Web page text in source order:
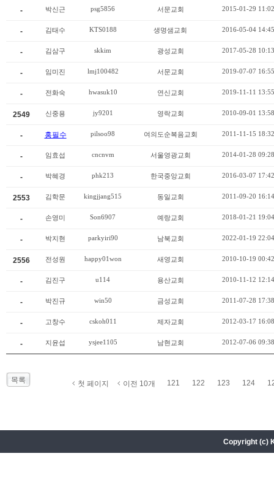
- 박신근 psg5856 서문교회 2015-01-29
- 김태수 KTS0188 생명샘교회 2016-05-04
- 김삼구 skkim 광성교회 2017-05-28
- 임미진 lmj100482 서문교회 2019-07-07
- 전화숙 hwasuk10 연신교회 2019-11-11
2549 신중용 jy9201 영락교회 2010-09-01
- 홍필수 pilsoo98 여의도순복음교회 2011-11-15
- 임효섭 cncnvm 서울영광교회 2014-01-28
- 박혜경 phk213 한국중앙교회 2016-03-07
2553 김학문 kingjjang515 동일교회 2011-09-20
- 손영미 Son6907 예랑교회 2018-01-21
- 박지현 parkyiri90 남북교회 2022-01-19
2556 전성원 happy01won 새영교회 2010-10-19
- 김진구 u114 용산교회 2010-11-12
- 박진규 win50 금성교회 2011-07-28
- 고창수 cskoh011 제자교회 2012-03-17
- 지윤섭 ysjee1105 남현교회 2012-07-06
목록 첫 페이지 이전 10개 121 122 123 124
Copyright (c)